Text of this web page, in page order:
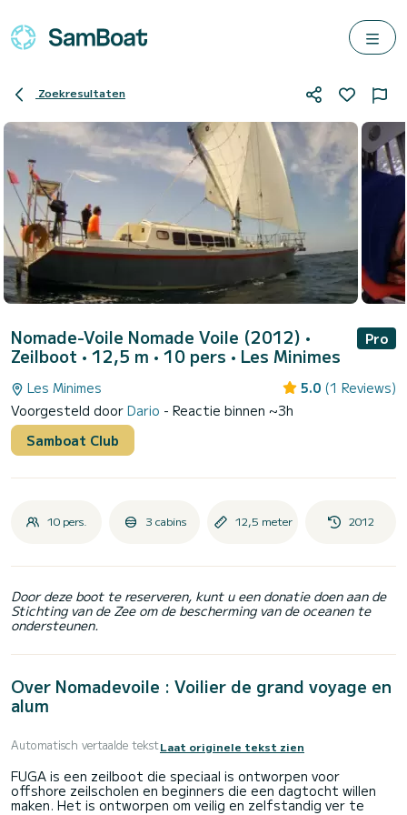
Zoekresultaten
Nomade-Voile Nomade Voile (2012) •
Zeilboot • 12,5 m • 10 pers • Les Minimes
Pro
Les Minimes 5.0 (1 Reviews)
Voorgesteld door Dario - Reactie binnen ~3h
Samboat Club
10 pers. 3 cabins 12,5 meter 2012
Door deze boot te reserveren, kunt u een donatie doen aan de
Stichting van de Zee om de bescherming van de oceanen te
ondersteunen.
Over Nomadevoile : Voilier de grand voyage en
alum
Automatisch vertaalde tekstLaat originele tekst zien
FUGA is een zeilboot die speciaal is ontworpen voor
offshore zeilscholen en beginners die een dagtocht willen
maken. Het is ontworpen om veilig en zelfstandig ver te